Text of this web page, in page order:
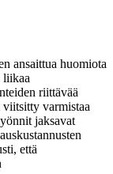
ansaittua huomiota
liikaa
riittävää
varmistaa
jaksavat
että